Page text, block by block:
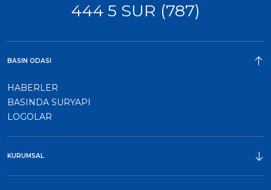
444 5 SUR (787)
BASIN ODASI
HABERLER
BASINDA SURYAPI
LOGOLAR
KURUMSAL